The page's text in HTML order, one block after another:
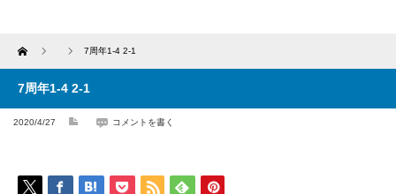
Home 7周年1-4 2-1
7周年1-4 2-1
2020/4/27 コメントを書く